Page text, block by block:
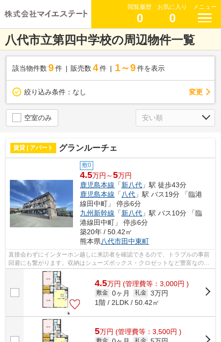
閲覧履歴
0
お気に入り
0
メニュー
八代市立第四中学校の周辺物件一覧
該当物件数 9件 販売数 4 件 1～9 件を表示
絞り込み条件： なし 変更
空室のみ
賃貸 | アパート グランルーチェ
敷0
4.5万円～5万円
鹿児島本線 「新八代 」駅 徒歩43分
鹿児島本線 「八代 」駅 バス19分 「臨港
線田中町」 停歩6分
九州新幹線 「新八代 」駅 バス10分 「臨
港線田中町」 停歩6分
築20年 / 50.42㎡
熊本県八代市田中東町
直接会わずにインターホン越しに来訪者を確認できるので、トラブルの事前
回避にも繋がります。収納はシューズボックス・クロゼットなど豊富なの
で、衣類や履き物の整理がしやすく便利...
4.5万円 (管理費等：3,000円 )
敷金 0ヶ月 礼金 3万円
1階 / 2LDK / 50.42㎡
5万円 (管理費等：3,500円 )